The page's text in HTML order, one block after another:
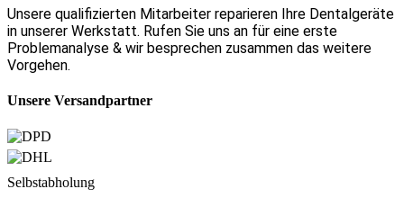
Unsere qualifizierten Mitarbeiter reparieren Ihre Dentalgeräte
in unserer Werkstatt. Rufen Sie uns an für eine erste
Problemanalyse & wir besprechen zusammen das weitere
Vorgehen.
Unsere Versandpartner
Selbstabholung